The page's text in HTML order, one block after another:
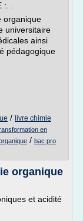
.
organique
universitaire
ainsi
pédagogique
/ livre chimie
en
/ bac pro
organique
et acidité